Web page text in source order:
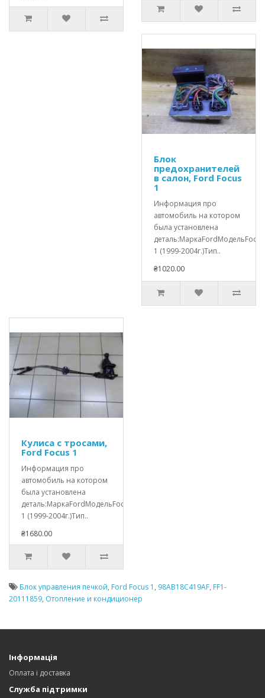
Блок
предохранителей
в салон, Ford Focus
1
Информация про
автомобиль на котором
была установлена
деталь:МаркаFordМодельFocus
1 (1999-2004г.)Тип..
₴1020.00
Кулиса с тросами,
Ford Focus 1
Информация про
автомобиль на котором
была установлена
деталь:МаркаFordМодельFocus
1 (1999-2004г.)Тип..
₴1680.00
Блок управления печкой, Ford Focus 1 , 98AB18C419AF, FF1-
20111859, Отопление и кондиционер
Інформація
Оплата і доставка
Служба підтримки